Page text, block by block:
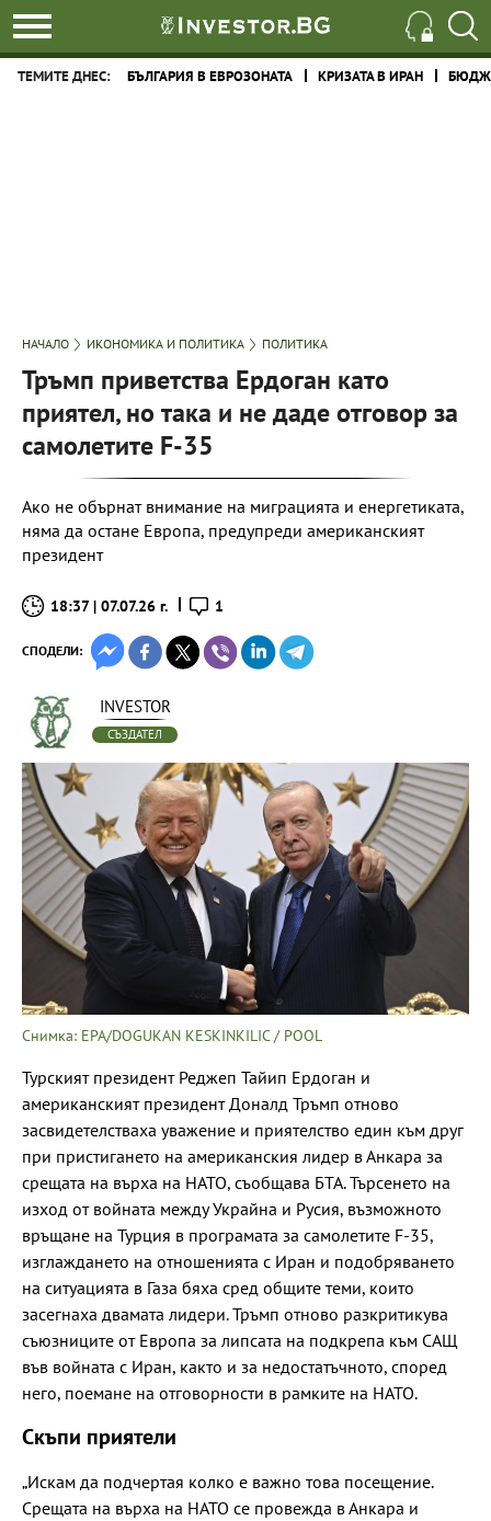
ТЕМИТЕ ДНЕС: БЪЛГАРИЯ В ЕВРОЗОНАТА КРИЗАТА В ИРАН
НАЧАЛО ИКОНОМИКА И ПОЛИТИКА ПОЛИТИКА
Тръмп приветства Ердоган като
приятел, но така и не даде отговор за
самолетите F-35
Ако не обърнат внимание на миграцията и енергетиката,
няма да остане Европа, предупреди американският
президент
18:37 | 07.07.26 г. 1
СПОДЕЛИ:
INVESTOR
СЪЗДАТЕЛ
Снимка: EPA/DOGUKAN KESKINKILIC / POOL
Турският президент Реджеп Тайип Ердоган и
американският президент Доналд Тръмп отново
засвидетелстваха уважение и приятелство един към друг
при пристигането на американския лидер в Анкара за
срещата на върха на НАТО, съобщава БТА. Търсенето на
изход от войната между Украйна и Русия, възможното
връщане на Турция в програмата за самолетите F-35,
изглаждането на отношенията с Иран и подобряването
на ситуацията в Газа бяха сред общите теми, които
засегнаха двамата лидери. Тръмп отново разкритикува
съюзниците от Европа за липсата на подкрепа към САЩ
във войната с Иран, както и за недостатъчното, според
него, поемане на отговорности в рамките на НАТО.
Скъпи приятели
„Искам да подчертая колко е важно това посещение.
Срещата на върха на НАТО се провежда в Анкара и